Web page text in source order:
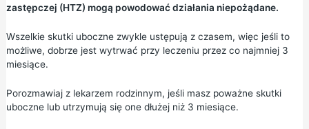
zastępczej (HTZ) mogą powodować działania niepożądane.
Wszelkie skutki uboczne zwykle ustępują z czasem, więc jeśli to
możliwe, dobrze jest wytrwać przy leczeniu przez co najmniej 3
miesiące.
Porozmawiaj z lekarzem rodzinnym, jeśli masz poważne skutki
uboczne lub utrzymują się one dłużej niż 3 miesiące.